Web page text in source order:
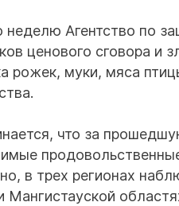
Агентство по
ценового сговора
рожек, муки, мяса
что за
в трех регионах
Мангистауской